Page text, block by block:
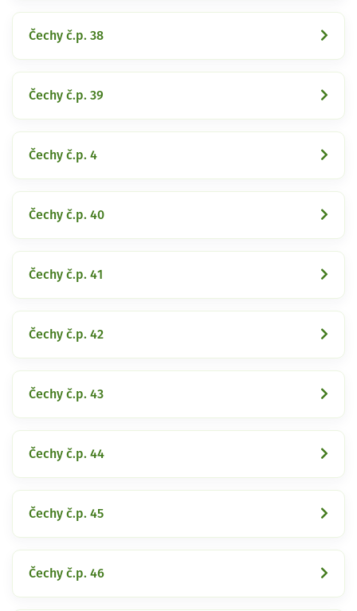
Čechy č.p. 38
Čechy č.p. 39
Čechy č.p. 4
Čechy č.p. 40
Čechy č.p. 41
Čechy č.p. 42
Čechy č.p. 43
Čechy č.p. 44
Čechy č.p. 45
Čechy č.p. 46